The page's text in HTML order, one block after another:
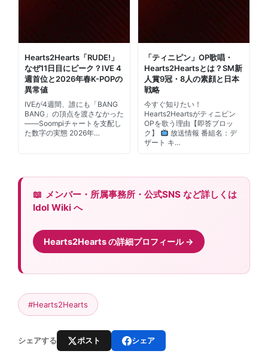
Hearts2Hearts「RUDE!」
なぜ11日目にピーク？IVE 4
週首位と2026年春K-POPの
異常値
IVEが4週間、誰にも「BANG
BANG」の頂点を渡さなかった
——Soompiチャートを支配し
た数字の実態 2026年…
「ティニピン」OP歌唱・
Hearts2Heartsとは？SM新
人賞9冠・8人の素顔と日本
戦略
今すぐ知りたい！
Hearts2Heartsがティニピン
OPを歌う理由【即答ブロッ
ク】
放送情報 番組名：デ
ザート キ…
メンバー・所属事務所・公式SNS など詳しくは
Idol Wiki へ
Hearts2Hearts の詳細プロフィール
#Hearts2Hearts
シェアする ポスト シェア